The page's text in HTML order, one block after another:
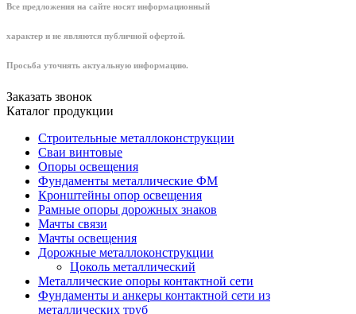
Все предложения на сайте носят информационный
характер и не являются публичной офертой.
Просьба уточнять актуальную информацию.
Заказать звонок
Каталог продукции
Строительные металлоконструкции
Сваи винтовые
Опоры освещения
Фундаменты металлические ФМ
Кронштейны опор освещения
Рамные опоры дорожных знаков
Мачты связи
Мачты освещения
Дорожные металлоконструкции
Цоколь металлический
Металлические опоры контактной сети
Фундаменты и анкеры контактной сети из
металлических труб